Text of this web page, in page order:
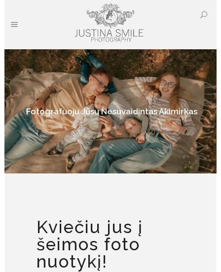
Fotografuoju Jūsų Nesuvaidintas Akimirkas
Kviečiu jus į
šeimos foto
nuotykį!